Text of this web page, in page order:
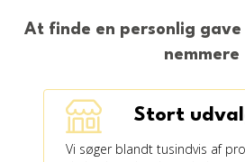
At finde en personlig
nemmere
Stort
Vi søger blandt tusindvis af